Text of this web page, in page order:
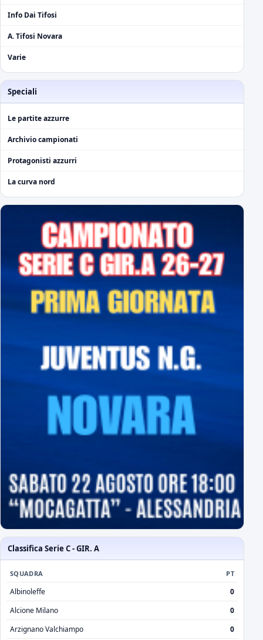
Info Dai Tifosi
A. Tifosi Novara
Varie
Speciali
Le partite azzurre
Archivio campionati
Protagonisti azzurri
La curva nord
Classifica Serie C - GIR. A
SQUADRA PT
Albinoleffe
0
Alcione Milano
0
Arzignano Valchiampo
0